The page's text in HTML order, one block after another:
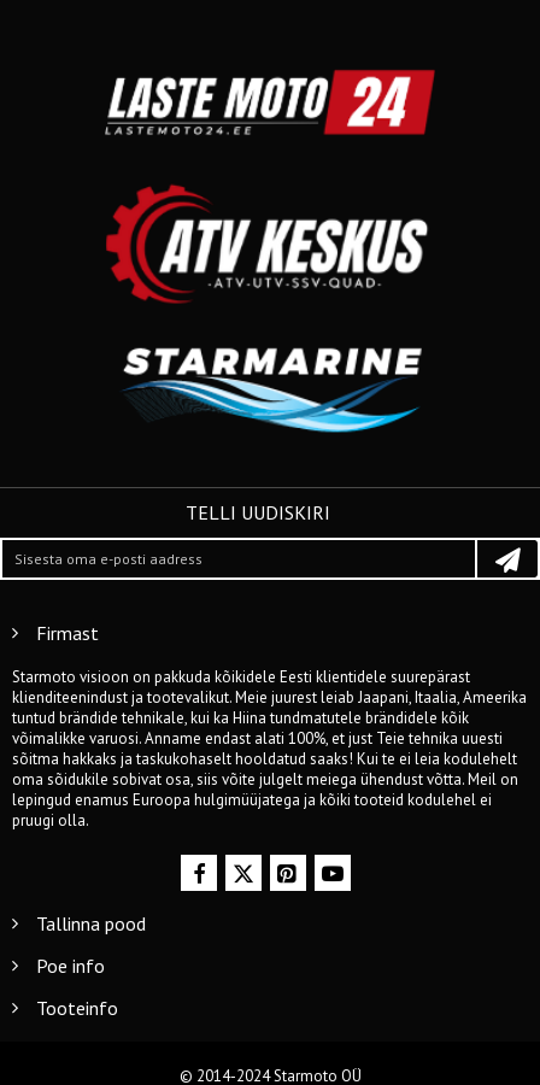
TELLI UUDISKIRI
Firmast
Starmoto visioon on pakkuda kõikidele Eesti klientidele suurepärast
klienditeenindust ja tootevalikut. Meie juurest leiab Jaapani, Itaalia, Ameerika
tuntud brändide tehnikale, kui ka Hiina tundmatutele brändidele kõik
võimalikke varuosi. Anname endast alati 100%, et just Teie tehnika uuesti
sõitma hakkaks ja taskukohaselt hooldatud saaks! Kui te ei leia kodulehelt
oma sõidukile sobivat osa, siis võite julgelt meiega ühendust võtta. Meil on
lepingud enamus Euroopa hulgimüüjatega ja kõiki tooteid kodulehel ei
pruugi olla.
Tallinna pood
Poe info
Tooteinfo
© 2014-2024 Starmoto OÜ